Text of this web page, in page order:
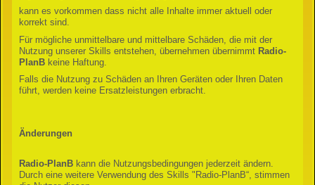
kann es vorkommen dass nicht alle Inhalte immer aktuell oder
korrekt sind.
Für mögliche unmittelbare und mittelbare Schäden, die mit der
Nutzung unserer Skills entstehen, übernehmen übernimmt Radio-
PlanBkeine Haftung.
Falls die Nutzung zu Schäden an Ihren Geräten oder Ihren Daten
führt, werden keine Ersatzleistungen erbracht.
Änderungen
Radio-PlanBkann die Nutzungsbedingungen jederzeit ändern.
Durch eine weitere Verwendung des Skills "Radio-PlanB“, stimmen